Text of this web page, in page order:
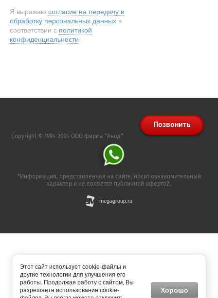
Я выражаю согласие на передачу и
обработку персональных данных в
соответствии с политикой
конфиденциальности
Copyright © 1994-2024 ООО фирма "Анод"
*Информация, представленная на сайте, носит ознакомительный
характер и не является публичной офертой.
Этот сайт использует cookie-файлы и
другие технологии для улучшения его
работы. Продолжая работу с сайтом, Вы
разрешаете использование cookie-
Хорошо